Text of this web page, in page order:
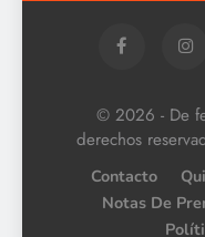
© 2026 - De
derechos
Contacto
Notas De